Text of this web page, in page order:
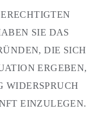
SIE DAS
DIE SICH
ERGEBEN,
WIDERSPRUCH
EINZULEGEN.